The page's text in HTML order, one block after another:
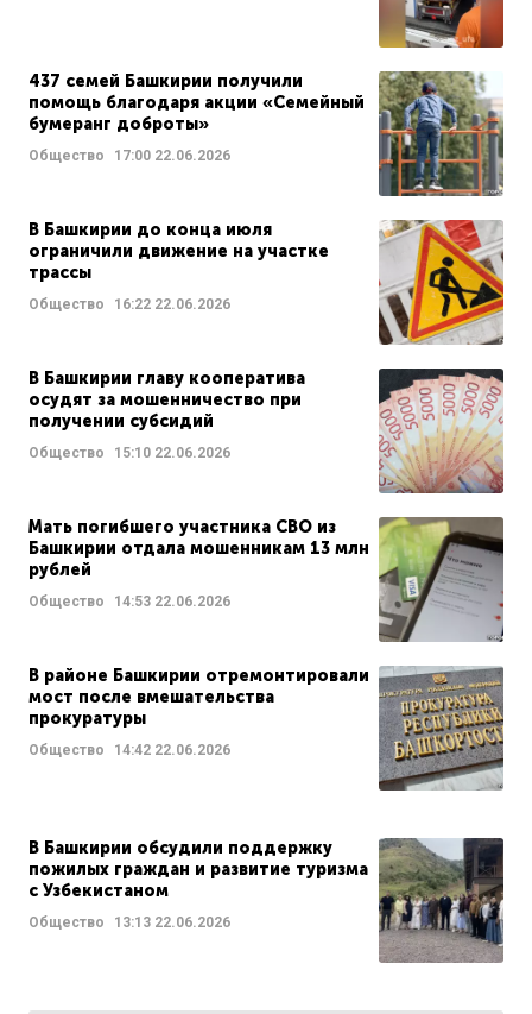
437 семей Башкирии получили
помощь благодаря акции «Семейный
бумеранг доброты»
Общество 17:00 22.06.2026
В Башкирии до конца июля
ограничили движение на участке
трассы
Общество 16:22 22.06.2026
В Башкирии главу кооператива
осудят за мошенничество при
получении субсидий
Общество 15:10 22.06.2026
Мать погибшего участника СВО из
Башкирии отдала мошенникам 13 млн
рублей
Общество 14:53 22.06.2026
В районе Башкирии отремонтировали
мост после вмешательства
прокуратуры
Общество 14:42 22.06.2026
В Башкирии обсудили поддержку
пожилых граждан и развитие туризма
с Узбекистаном
Общество 13:13 22.06.2026